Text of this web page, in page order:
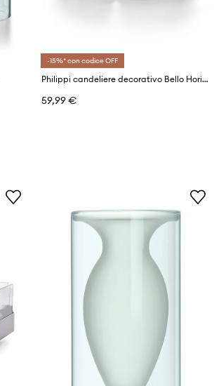
-15%* con codice OFF
Philippi candeliere decorativo Bello Horizonte
59,99 €